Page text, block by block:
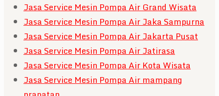
Jasa Service Mesin Pompa Air Grand Wisata
Jasa Service Mesin Pompa Air Jaka Sampurna
Jasa Service Mesin Pompa Air Jakarta Pusat
Jasa Service Mesin Pompa Air Jatirasa
Jasa Service Mesin Pompa Air Kota Wisata
Jasa Service Mesin Pompa Air mampang